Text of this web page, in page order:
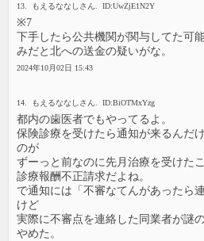
13. もえるななしさん. ID:UwZjE1N2Y
※7
下手したら公共機関が関与してた可
みだと北への送金の疑いがな。
2024年10月02日 15:43
14. もえるななしさん. ID:BiOTMxYzg
都内の歯医者でもやってるよ。
保険診療を受けたら通知が来るんだ
のが
ずーっと前なのに先月治療を受けた
診療報酬不正請求だよね。
で通知には「不審なてんがあったら
けど
実際に不審点を連絡した同業者が謎
やめた。